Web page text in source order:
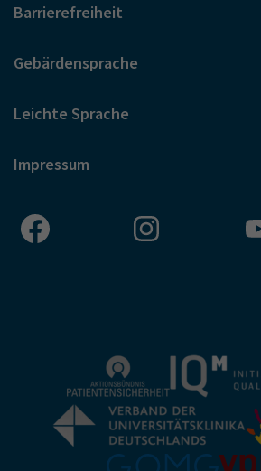
Barrierefreiheit
Gebärdensprache
Leichte Sprache
Impressum